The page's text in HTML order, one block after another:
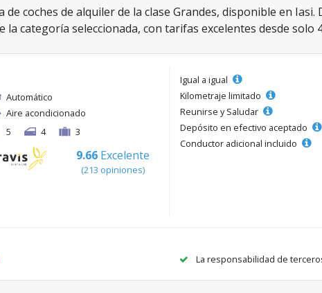
coches de alquiler de la clase Grandes, disponible en Iasi.
la categoría seleccionada, con tarifas excelentes desde solo
Automático
Aire acondicionado
5
4 3
9.66 Excelente
(213 opiniones)
Igual a igual
Kilometraje limitado
Reunirse y Saludar
Depósito en efectivo aceptado
Conductor adicional incluido
La responsabilidad de